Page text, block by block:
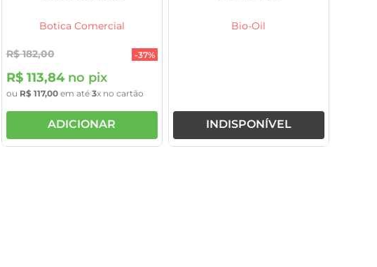
Botica Comercial
R$ 182,00 -37%
R$ 113,84no pix
ou R$ 117,00em até 3x no cartão
ADICIONAR
Bio-Oil
INDISPONÍVEL